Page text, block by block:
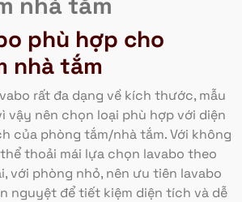
phù hợp cho
nhà tắm
rất đa dạng về kích thước, mẫu
vậy nên chọn loại phù hợp với diện
của phòng tắm/nhà tắm. Với không
thoải mái lựa chọn lavabo theo
với phòng nhỏ, nên ưu tiên lavabo
nguyệt để tiết kiệm diện tích và dễ